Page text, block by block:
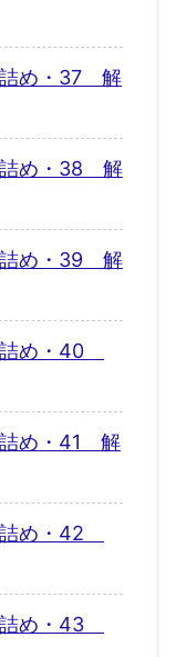
め・37 解
詰め・38 解
詰め・39 解
め・40
め・41 解
め・42
め・43